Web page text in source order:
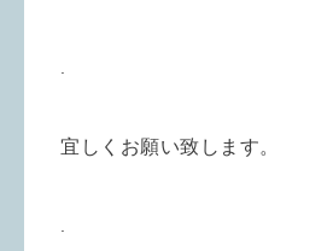
宜しくお願い致します。